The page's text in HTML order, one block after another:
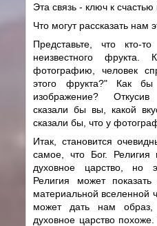
Эта связь - ключ к
Что могут рассказать нам
Представьте, что кто-
неизвестного
фотографию, человек
этого фрукта?" Как
изображение?
сказали бы вы, какой
сказали бы, что у
Итак, становится
самое, что Бог.
духовное царство, но
Религия может
материальной вселенной
может дать нам
духовное царство